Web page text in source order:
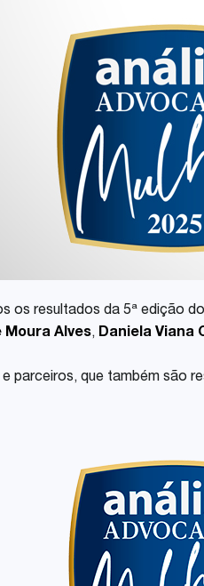
os resultados da 5ª edição
Moura Alves, Daniela Viana
parceiros, que também são